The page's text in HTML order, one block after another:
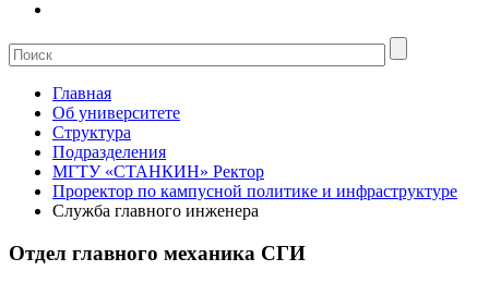
Главная
Об университете
Структура
Подразделения
МГТУ «СТАНКИН» Ректор
Проректор по кампусной политике и инфраструктуре
Служба главного инженера
Отдел главного механика СГИ